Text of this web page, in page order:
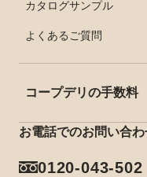
食物アレルギー配慮食
カタログサンプル
カタログサンプル
よくあるご質問
コープデリの手数料
東京都の手数料
埼玉県の手数料
お電話でのお問い合わ
0120-043-502